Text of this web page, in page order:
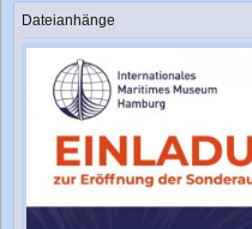
Dateianhänge